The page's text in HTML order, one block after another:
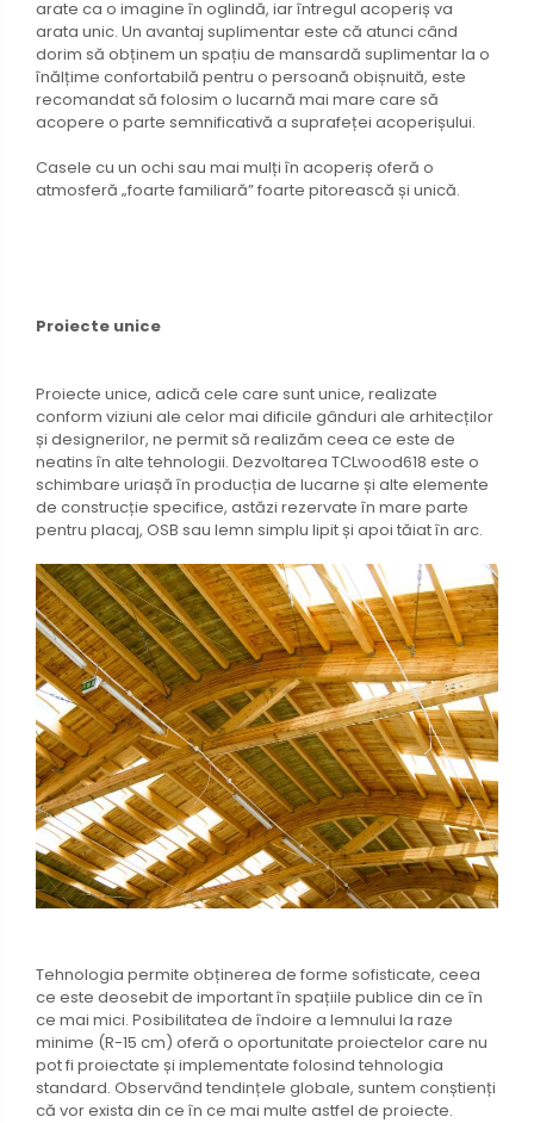
arate ca o imagine în oglindă, iar întregul acoperiș va
arata unic. Un avantaj suplimentar este că atunci când
dorim să obținem un spațiu de mansardă suplimentar la o
înălțime confortabilă pentru o persoană obișnuită, este
recomandat să folosim o lucarnă mai mare care să
acopere o parte semnificativă a suprafeței acoperișului.
Casele cu un ochi sau mai mulți în acoperiș oferă o
atmosferă „foarte familiară” foarte pitorească și unică.
Proiecte unice
Proiecte unice, adică cele care sunt unice, realizate
conform viziuni ale celor mai dificile gânduri ale arhitecților
și designerilor, ne permit să realizăm ceea ce este de
neatins în alte tehnologii. Dezvoltarea TCLwood618 este o
schimbare uriașă în producția de lucarne și alte elemente
de construcție specifice, astăzi rezervate în mare parte
pentru placaj, OSB sau lemn simplu lipit și apoi tăiat în arc.
Tehnologia permite obținerea de forme sofisticate, ceea
ce este deosebit de important în spațiile publice din ce în
ce mai mici. Posibilitatea de îndoire a lemnului la raze
minime (R-15 cm) oferă o oportunitate proiectelor care nu
pot fi proiectate și implementate folosind tehnologia
standard. Observând tendințele globale, suntem conștienți
că vor exista din ce în ce mai multe astfel de proiecte.